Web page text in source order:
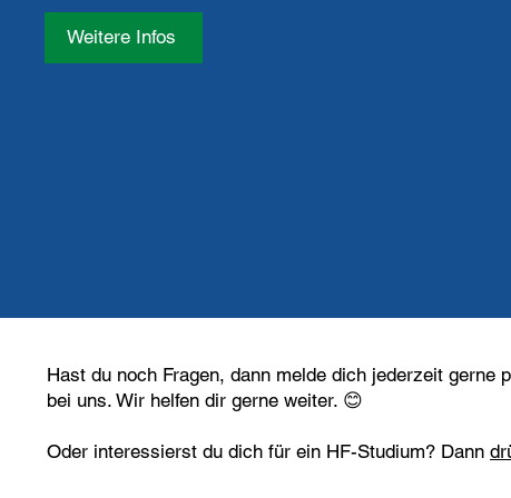
Weitere Infos
Hast du noch Fragen, dann melde dich jederzeit gerne
bei uns. Wir helfen dir gerne weiter. 😊
Oder interessierst du dich für ein HF-Studium? Dann